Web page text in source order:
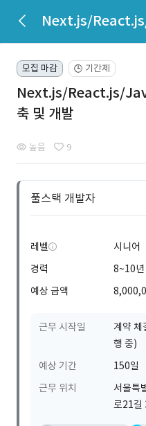
모집 마감 🕒 기간제
Next.js/React.js/
축 및 개발
높음 9
풀스택 개발자
레벨
시니어
경력
8~10년
예상 금액
근무 시작일
계약 체
행 중)
예상 기간
150일
근무 위치
서울특
로21길